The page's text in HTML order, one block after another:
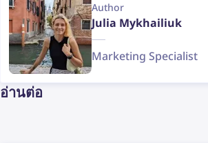
Author
Julia Mykhailiuk
Marketing Specialist
อ่านต่อ